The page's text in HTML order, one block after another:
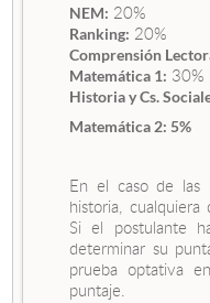
English
NEM: 20%
Ranking: 20%
Comprensión
Matemática 1: 30%
Historia y Cs.
Matemática 2: 5%
En el caso de las
historia, cualquiera
Si el postulante
determinar su
prueba optativa
puntaje.